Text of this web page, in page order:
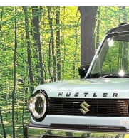
イドリングストップ スマートキ